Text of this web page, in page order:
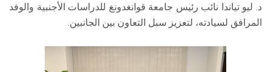
د. ليو تياندا نائب رئيس جامعة قوانغدونغ للدراسات الأجنبية والوفد
المرافق لسيادته، لتعزيز سبل التعاون بين الجانبين.